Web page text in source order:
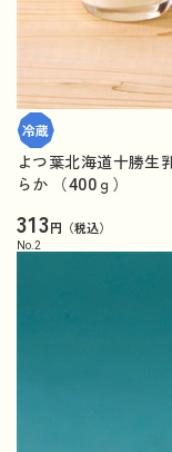
よつ葉北海道十勝生
らか （400ｇ）
313円（税込）
No. 2